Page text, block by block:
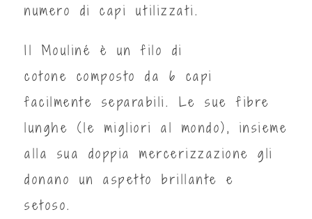
numero di capi utilizzati.
Il Mouliné è un filo di
cotone composto da 6 capi
facilmente separabili. Le sue fibre
lunghe (le migliori al mondo), insieme
alla sua doppia mercerizzazione gli
donano un aspetto brillante e
setoso.